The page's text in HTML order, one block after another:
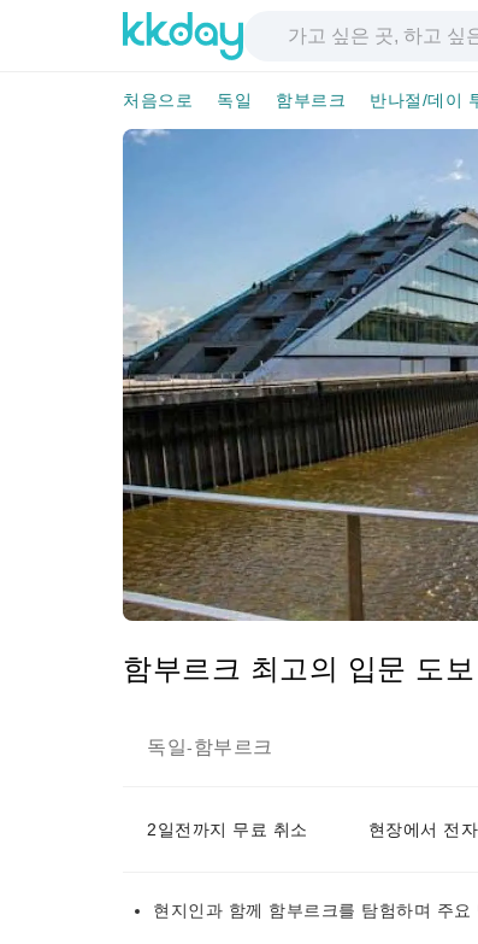
처음으로 독일 함부르크 반나절/데이
함부르크 최고의 입문 도
독일-함부르크
2일전까지 무료 취소 현장에서 전
현지인과 함께 함부르크를 탐험하며 주